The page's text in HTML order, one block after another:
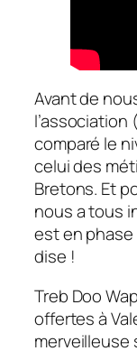
Avant de
comparé le
celui des
Bretons. Et
nous a tous
est en phase
dise !
Treb Doo
offertes à
merveilleuse